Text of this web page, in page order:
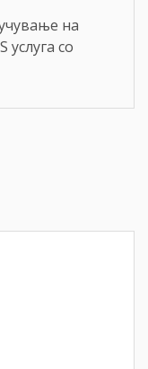
на
со